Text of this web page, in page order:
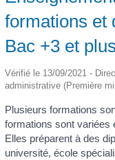
formations et
Bac +3 et plus
Vérifié le 13/09/2021 -
administrative (Première
Plusieurs formations
formations sont variées
Elles préparent à des
université, école